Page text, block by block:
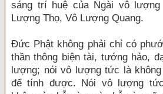
sáng trí huệ của Ngài vô
Lượng Thọ, Vô Lượng Quang.
Đức Phật không phải chỉ có
thần thông biện tài, tướng hảo,
lượng; nói vô lượng tức là
để tính được. Nói vô lượng